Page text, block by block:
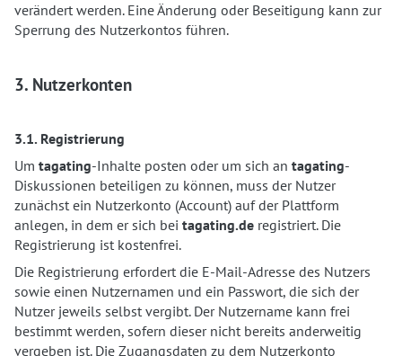
verändert werden. Eine Änderung oder Beseitigung kann zur
Sperrung des Nutzerkontos führen.
3. Nutzerkonten
3.1. Registrierung
Um tagating-Inhalte posten oder um sich an tagating-
Diskussionen beteiligen zu können, muss der Nutzer
zunächst ein Nutzerkonto (Account) auf der Plattform
anlegen, in dem er sich bei tagating.de registriert. Die
Registrierung ist kostenfrei.
Die Registrierung erfordert die E-Mail-Adresse des Nutzers
sowie einen Nutzernamen und ein Passwort, die sich der
Nutzer jeweils selbst vergibt. Der Nutzername kann frei
bestimmt werden, sofern dieser nicht bereits anderweitig
vergeben ist. Die Zugangsdaten zu dem Nutzerkonto